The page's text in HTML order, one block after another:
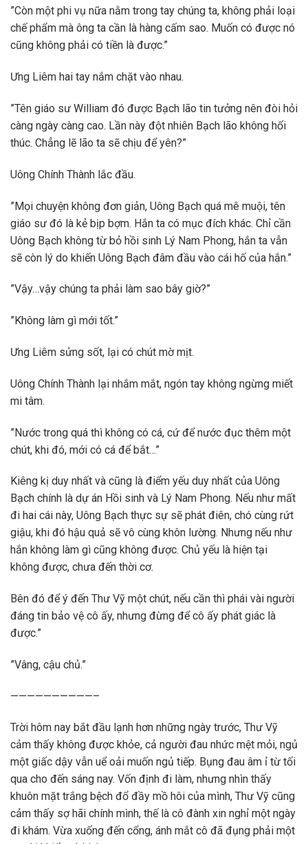
”Còn một phi vụ nữa nằm trong tay chúng ta, không phải loại
chế phẩm mà ông ta cần là hàng cấm sao. Muốn có được nó
cũng không phải có tiền là được.”
Ưng Liêm hai tay nắm chặt vào nhau.
”Tên giáo sư William đó được Bạch lão tin tưởng nên đòi hỏi
càng ngày càng cao. Lần này đột nhiên Bạch lão không hối
thúc. Chẳng lẽ lão ta sẽ chịu để yên?”
Uông Chính Thành lắc đầu.
”Mọi chuyện không đơn giản, Uông Bạch quá mê muội, tên
giáo sư đó là kẻ bịp bợm. Hắn ta có mục đích khác. Chỉ cần
Uông Bạch không từ bỏ hồi sinh Lý Nam Phong, hắn ta vẫn
sẽ còn lý do khiến Uông Bạch đâm đầu vào cái hố của hắn.”
”Vậy…vậy chúng ta phải làm sao bây giờ?”
”Không làm gì mới tốt.”
Ưng Liêm sửng sốt, lại có chút mờ mịt.
Uông Chính Thành lại nhắm mắt, ngón tay không ngừng miết
mi tâm.
”Nước trong quá thì không có cá, cứ để nước đục thêm một
chút, khi đó, mới có cá để bắt…”
Kiêng kị duy nhất và cũng là điểm yếu duy nhất của Uông
Bạch chính là dự án Hồi sinh và Lý Nam Phong. Nếu như mất
đi hai cái này, Uông Bạch thực sự sẽ phát điên, chó cùng rứt
giậu, khi đó hậu quả sẽ vô cùng khôn lường. Nhưng nếu như
hắn không làm gì cũng không được. Chủ yếu là hiện tại
không được, chưa đến thời cơ.
Bên đó để ý đến Thư Vỹ một chút, nếu cần thì phái vài người
đáng tin bảo vệ cô ấy, nhưng đừng để cô ấy phát giác là
được.”
”Vâng, cậu chủ.”
——————————–
Trời hôm nay bắt đầu lạnh hơn những ngày trước, Thư Vỹ
cảm thấy không được khỏe, cả người đau nhức mệt mỏi, ngủ
một giấc dậy vẫn uể oải muốn ngủ tiếp. Bụng đau âm ỉ từ tối
qua cho đến sáng nay. Vốn định đi làm, nhưng nhìn thấy
khuôn mặt trắng bệch đổ đầy mồ hôi của mình, Thư Vỹ cũng
cảm thấy sợ hãi chính mình, thế là cô đành xin nghỉ một ngày
đi khám. Vừa xuống đến cổng, ánh mắt cô đã đụng phải một